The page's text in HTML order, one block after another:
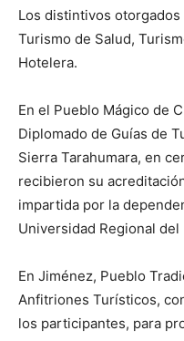
Los distintivos
Turismo de Salud,
Hotelera.
En el Pueblo Mágico de
Diplomado de Guías de
Sierra Tarahumara, en
recibieron su
impartida por la
Universidad Regional del
En Jiménez, Pueblo
Anfitriones Turísticos,
los participantes, para